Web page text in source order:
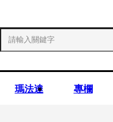
瑪法達 專欄